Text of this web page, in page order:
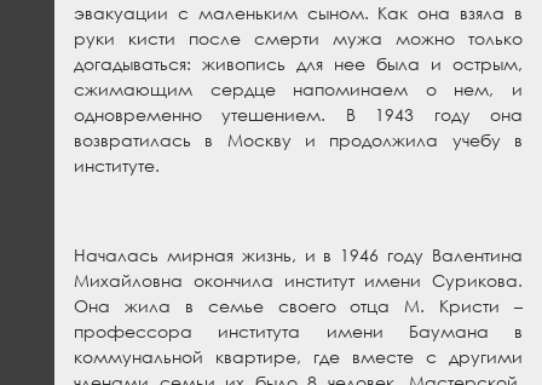
эвакуации с маленьким сыном. Как она взяла в
руки кисти после смерти мужа можно только
догадываться: живопись для нее была и острым,
сжимающим сердце напоминаем о нем, и
одновременно утешением. В 1943 году она
возвратилась в Москву и продолжила учебу в
институте.
Началась мирная жизнь, и в 1946 году Валентина
Михайловна окончила институт имени Сурикова.
Она жила в семье своего отца М. Кристи –
профессора института имени Баумана в
коммунальной квартире, где вместе с другими